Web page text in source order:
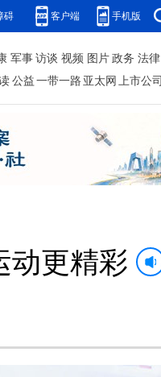
碍 客户端 手机版
军事 访谈 视频 图片 政务 法律
公益 一带一路 亚太网 上市公司
更精彩